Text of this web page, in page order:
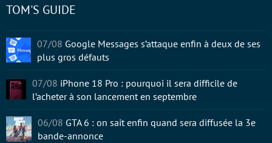
TOM'S GUIDE
07/08 Google Messages s’attaque enfin à deux de ses
plus gros défauts
07/08 iPhone 18 Pro : pourquoi il sera difficile de
l’acheter à son lancement en septembre
06/08 GTA 6 : on sait enfin quand sera diffusée la 3e
bande-annonce